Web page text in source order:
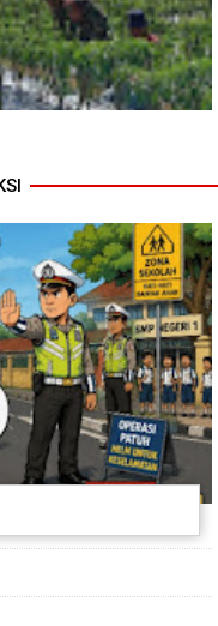
Babinsa
Cabai